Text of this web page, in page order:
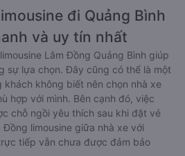
đi Quảng Bình
và uy tín nhất
Lâm Đồng Quảng Bình giúp
sự lựa chọn. Đây cũng có thể là một
khách không biết nên chọn nhà xe
hợp với mình. Bên cạnh đó, việc
chỗ ngồi yêu thích sau khi đặt vé
limousine giữa nhà xe với
tiếp vẫn chưa được đảm bảo